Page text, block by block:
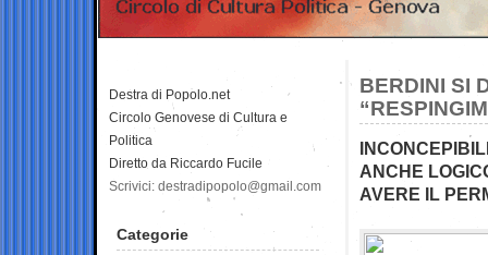
BERDINI SI
ANCHE
AVERE IL
Destra di Popolo.net
Circolo Genovese di Cultura e
Politica
Diretto da Riccardo Fucile
Scrivici: destradipopolo@gmail.com
Categorie